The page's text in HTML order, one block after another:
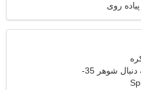
روی
زن مجرد به دنبال شوهر 35-